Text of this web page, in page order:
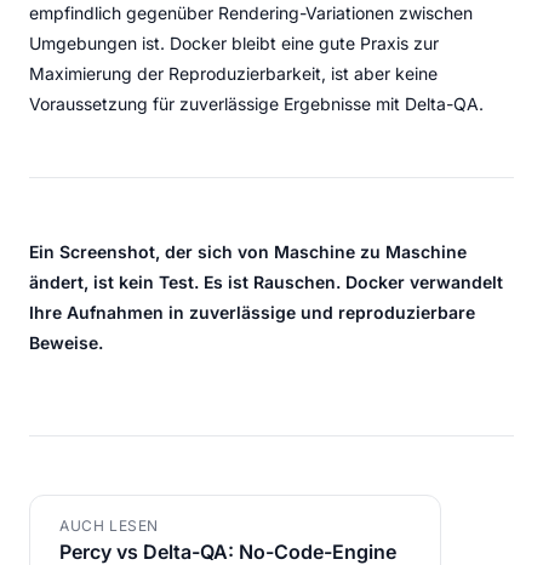
empfindlich gegenüber Rendering-Variationen zwischen
Umgebungen ist. Docker bleibt eine gute Praxis zur
Maximierung der Reproduzierbarkeit, ist aber keine
Voraussetzung für zuverlässige Ergebnisse mit Delta-QA.
Ein Screenshot, der sich von Maschine zu Maschine
ändert, ist kein Test. Es ist Rauschen. Docker verwandelt
Ihre Aufnahmen in zuverlässige und reproduzierbare
Beweise.
AUCH LESEN
Percy vs Delta-QA: No-Code-Engine